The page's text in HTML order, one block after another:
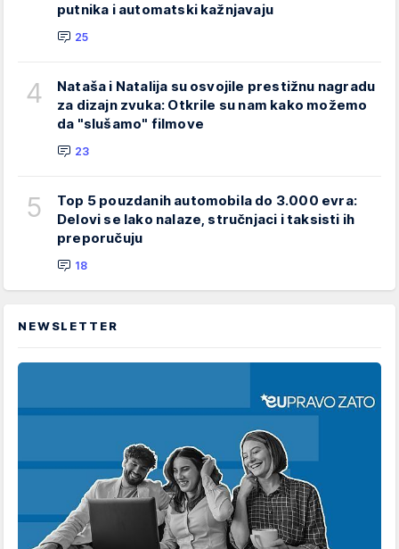
putnika i automatski kažnjavaju
25
4
Nataša i Natalija su osvojile prestižnu nagradu
za dizajn zvuka: Otkrile su nam kako možemo
da "slušamo" filmove
23
5
Top 5 pouzdanih automobila do 3.000 evra:
Delovi se lako nalaze, stručnjaci i taksisti ih
preporučuju
18
NEWSLETTER